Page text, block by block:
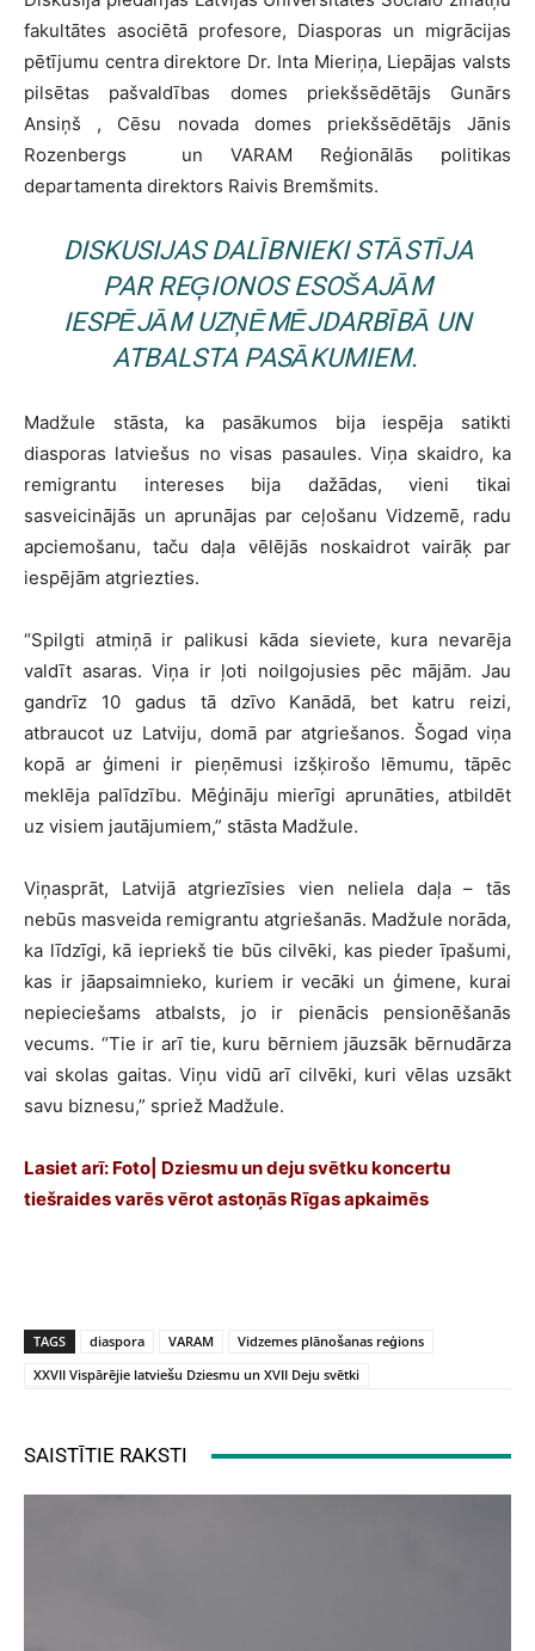
fakultātes asociētā profesore, Diasporas un migrācijas
pētījumu centra direktore Dr. Inta Mieriņa, Liepājas valsts
pilsētas pašvaldības domes priekšsēdētājs Gunārs
Ansiņš , Cēsu novada domes priekšsēdētājs Jānis
Rozenbergs un VARAM Reģionālās politikas
departamenta direktors Raivis Bremšmits.
DISKUSIJAS DALĪBNIEKI STĀSTĪJA
PAR REĢIONOS ESOŠAJĀM
IESPĒJĀM UZŅĒMĒJDARBĪBĀ UN
ATBALSTA PASĀKUMIEM.
Madžule stāsta, ka pasākumos bija iespēja satikti
diasporas latviešus no visas pasaules. Viņa skaidro, ka
remigrantu intereses bija dažādas, vieni tikai
sasveicinājās un aprunājas par ceļošanu Vidzemē, radu
apciemošanu, taču daļa vēlējās noskaidrot vairāķ par
iespējām atgriezties.
“Spilgti atmiņā ir palikusi kāda sieviete, kura nevarēja
valdīt asaras. Viņa ir ļoti noilgojusies pēc mājām. Jau
gandrīz 10 gadus tā dzīvo Kanādā, bet katru reizi,
atbraucot uz Latviju, domā par atgriešanos. Šogad viņa
kopā ar ģimeni ir pieņēmusi izšķirošo lēmumu, tāpēc
meklēja palīdzību. Mēģināju mierīgi aprunāties, atbildēt
uz visiem jautājumiem,” stāsta Madžule.
Viņasprāt, Latvijā atgriezīsies vien neliela daļa – tās
nebūs masveida remigrantu atgriešanās. Madžule norāda,
ka līdzīgi, kā iepriekš tie būs cilvēki, kas pieder īpašumi,
kas ir jāapsaimnieko, kuriem ir vecāki un ģimene, kurai
nepieciešams atbalsts, jo ir pienācis pensionēšanās
vecums. “Tie ir arī tie, kuru bērniem jāuzsāk bērnudārza
vai skolas gaitas. Viņu vidū arī cilvēki, kuri vēlas uzsākt
savu biznesu,” spriež Madžule.
Lasiet arī: Foto| Dziesmu un deju svētku koncertu
tiešraides varēs vērot astoņās Rīgas apkaimēs
TAGS diaspora VARAM
Vidzemes plānošanas reģions
XXVII Vispārējie latviešu Dziesmu un XVII Deju svētki
SAISTĪTIE RAKSTI